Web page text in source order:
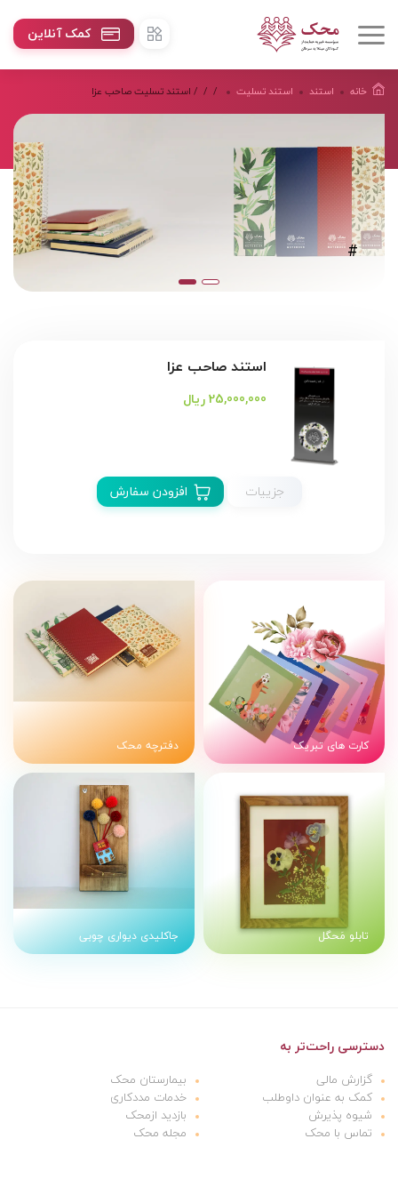
کمک آنلاین
خانه / استند / استند تسلیت / استند تسلیت صاحب عزا
#
استند صاحب عزا
25,000,000 ریال
جزییات افزودن سفارش
کارت های تبریک دفترچه محک
تابلو مَحگل جاکلیدی دیواری چوبی
دسترسی راحت‌تر به
گزارش مالی
بیمارستان محک
کمک به عنوان داوطلب
خدمات مددکاری
شیوه پذیرش
بازدید ازمحک
تماس با محک
مجله محک